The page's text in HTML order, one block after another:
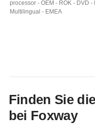
processor - OEM - ROK - DVD
Multilingual - EMEA
Finden Sie
bei Foxway